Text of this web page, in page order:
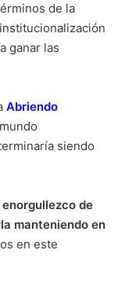
de la
ganar las
Abriendo
siendo
enorgullezco de
manteniendo en
en este